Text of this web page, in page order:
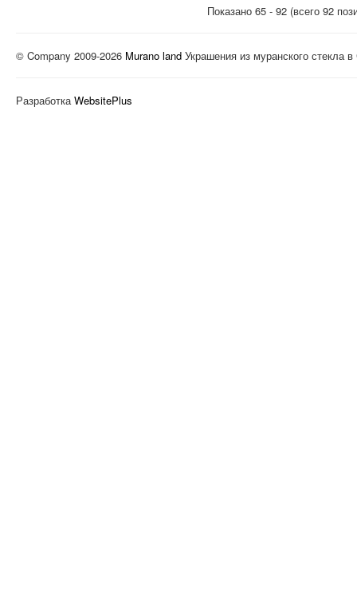
Показано 65 - 92 (всего 92
© Company 2009-2026 Murano land Украшения из муранского стекла в
Разработка WebsitePlus